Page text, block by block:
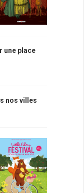
une place
nos villes